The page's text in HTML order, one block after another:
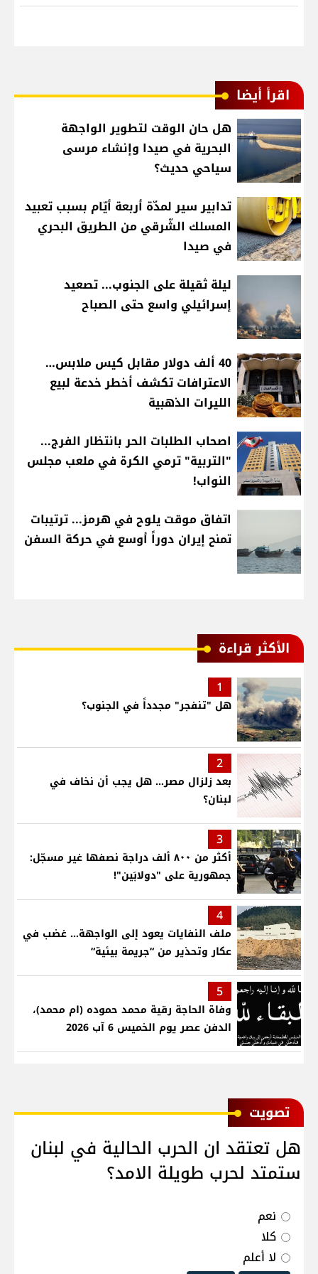
اقرأ أيضا
هل حان الوقت لتطوير الواجهة
البحرية في صيدا وإنشاء مرسى
سياحي حديث؟
تدابير سير لمدّة أربعة أيّام بسبب تعبيد
المسلك الشّرقي من الطريق البحري
في صيدا
ليلة ثقيلة على الجنوب... تصعيد
إسرائيلي واسع حتى الصباح
40 ألف دولار مقابل كيس ملابس…
الاعترافات تكشف أخطر خدعة لبيع
الليرات الذهبية
اصحاب الطلبات الحر بانتظار الفرج...
"التربية" ترمي الكرة في ملعب مجلس
النواب!
اتفاق موقت يلوح في هرمز... ترتيبات
تمنح إيران دوراً أوسع في حركة السفن
الأكثر قراءة
1
هل "تنفجر" مجدداً في الجنوب؟
2
بعد زلزال مصر... هل يجب أن نخاف في
لبنان؟
3
أكثر من ٨٠٠ ألف دراجة نصفها غير مسجّل:
جمهورية على "دولابَين"!
4
ملف النفايات يعود إلى الواجهة… غضب في
عكار وتحذير من “جريمة بيئية“
5
وفاة الحاجة رقية محمد حموده (ام محمد)،
الدفن عصر يوم الخميس 6 آب 2026
ﺗﺼﻮﻳﺖ
هل تعتقد ان الحرب الحالية في لبنان
ستمتد لحرب طويلة الامد؟
نعم
كلا
لا أعلم